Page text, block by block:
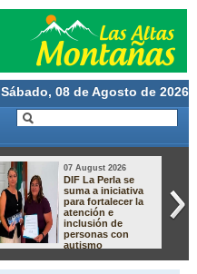
Sábado, 08 de Agosto de 2026
07 August 2026
DIF La Perla se
suma a iniciativa
para fortalecer la
atención e
inclusión de
personas con
autismo